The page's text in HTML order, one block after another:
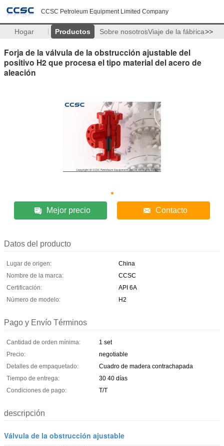
CCSC Petroleum Equipment Limited Company
Hogar Productos Sobre nosotrosViaje de la fábrica>>
Forja de la válvula de la obstrucción ajustable del
positivo H2 que procesa el tipo material del acero de
aleación
Mejor precio Contacto
Datos del producto
Lugar de origen:
China
Nombre de la marca:
CCSC
Certificación:
API 6A
Número de modelo:
H2
Pago y Envío Términos
Cantidad de orden mínima:
1 set
Precio:
negotiable
Detalles de empaquetado:
Cuadro de madera contrachapada
Tiempo de entrega:
30 40 días
Condiciones de pago:
T/T
descripción
Válvula de la obstrucción ajustable